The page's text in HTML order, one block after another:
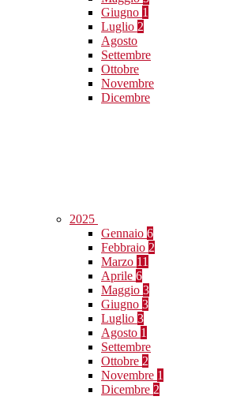
Giugno 1
Luglio 2
Agosto
Settembre
Ottobre
Novembre
Dicembre
2025
Gennaio 6
Febbraio 2
Marzo 11
Aprile 6
Maggio 3
Giugno 3
Luglio 3
Agosto 1
Settembre
Ottobre 2
Novembre 1
Dicembre 2